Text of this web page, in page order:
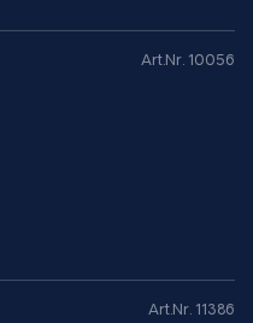
Art.Nr. 10056
Art.Nr. 11386